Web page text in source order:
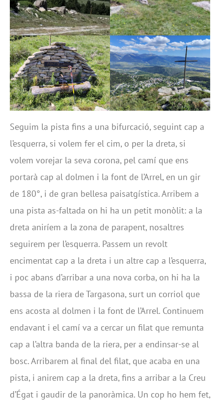
Seguim la pista fins a una bifurcació, seguint cap a
l’esquerra, si volem fer el cim, o per la dreta, si
volem vorejar la seva corona, pel camí que ens
portarà cap al dolmen i la font de l’Arrel, en un gir
de 180°, i de gran bellesa paisatgística. Arribem a
una pista as-faltada on hi ha un petit monòlit: a la
dreta aniríem a la zona de parapent, nosaltres
seguirem per l’esquerra. Passem un revolt
encimentat cap a la dreta i un altre cap a l’esquerra,
i poc abans d’arribar a una nova corba, on hi ha la
bassa de la riera de Targasona, surt un corriol que
ens acosta al dolmen i la font de l’Arrel. Continuem
endavant i el camí va a cercar un filat que remunta
cap a l’altra banda de la riera, per a endinsar-se al
bosc. Arribarem al final del filat, que acaba en una
pista, i anirem cap a la dreta, fins a arribar a la Creu
d’Égat i gaudir de la panoràmica. Un cop ho hem fet,